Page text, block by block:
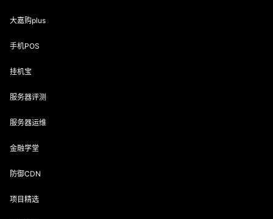
大嘉购plus
手机POS
挂机宝
服务器评测
服务器运维
金融学堂
防御CDN
项目精选